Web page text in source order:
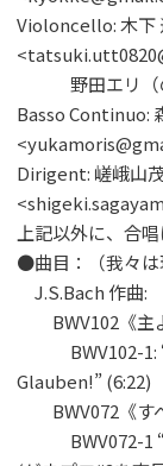
Violoncello: 木下
野田エリ（の
Basso Continuo:
Dirigent: 嵯峨山
上記以外に、合
●曲目：（我々は
J.S.Bach 作曲:
BWV102《主
BWV102-1:
Glauben!” (6:22)
BWV072《す
BWV072-1